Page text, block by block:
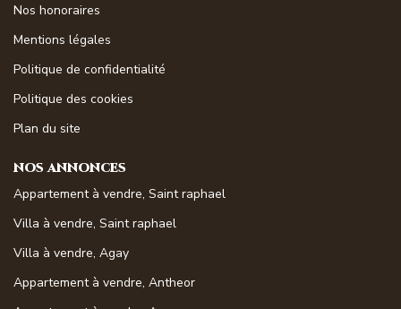
Nos honoraires
Mentions légales
Politique de confidentialité
Politique des cookies
Plan du site
NOS ANNONCES
Appartement à vendre, Saint raphael
Villa à vendre, Saint raphael
Villa à vendre, Agay
Appartement à vendre, Antheor